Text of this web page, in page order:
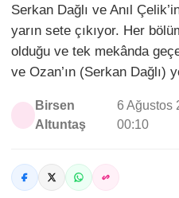
Serkan Dağlı ve Anıl
yarın sete çıkıyor. Her
olduğu ve tek mekânda
ve Ozan’ın (Serkan Dağlı)
Birsen
Altuntaş
6 Ağustos
00:10